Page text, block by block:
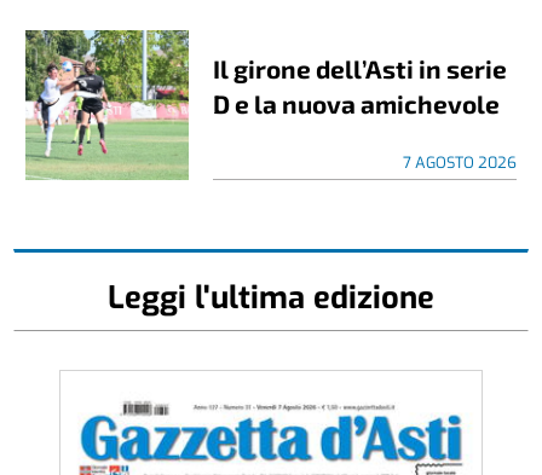
Il girone dell’Asti in serie
D e la nuova amichevole
7 AGOSTO 2026
Leggi l'ultima edizione